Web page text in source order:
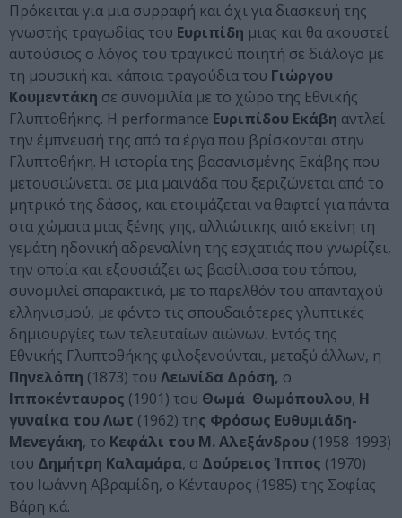
Πρόκειται για μια συρραφή και όχι για διασκευή της
γνωστής τραγωδίας του Ευριπίδη μιας και θα ακουστεί
αυτούσιος ο λόγος του τραγικού ποιητή σε διάλογο με
τη μουσική και κάποια τραγούδια του Γιώργου
Κουμεντάκη σε συνομιλία με το χώρο της Εθνικής
Γλυπτοθήκης. Η performance Ευριπίδου Εκάβη αντλεί
την έμπνευσή της από τα έργα που βρίσκονται στην
Γλυπτοθήκη. Η ιστορία της βασανισμένης Εκάβης που
μετουσιώνεται σε μια μαινάδα που ξεριζώνεται από το
μητρικό της δάσος, και ετοιμάζεται να θαφτεί για πάντα
στα χώματα μιας ξένης γης, αλλιώτικης από εκείνη τη
γεμάτη ηδονική αδρεναλίνη της εσχατιάς που γνωρίζει,
την οποία και εξουσιάζει ως βασίλισσα του τόπου,
συνομιλεί σπαρακτικά, με το παρελθόν του απανταχού
ελληνισμού, με φόντο τις σπουδαιότερες γλυπτικές
δημιουργίες των τελευταίων αιώνων. Εντός της
Εθνικής Γλυπτοθήκης φιλοξενούνται, μεταξύ άλλων, η
Πηνελόπη (1873) του Λεωνίδα Δρόση, ο
Ιπποκένταυρος (1901) του Θωμά Θωμόπουλου, Η
γυναίκα του Λωτ (1962) της Φρόσως Ευθυμιάδη-
Μενεγάκη, το Κεφάλι του Μ. Αλεξάνδρου (1958-1993)
του Δημήτρη Καλαμάρα, ο Δούρειος Ίππος (1970)
του Ιωάννη Αβραμίδη, ο Κένταυρος (1985) της Σοφίας
Βάρη κ.ά.